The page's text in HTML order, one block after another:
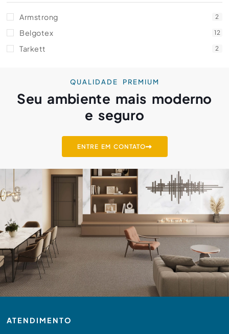
Armstrong 2
Belgotex 12
Tarkett 2
QUALIDADE PREMIUM
Seu ambiente mais moderno
e seguro
ENTRE EM CONTATO
ATENDIMENTO